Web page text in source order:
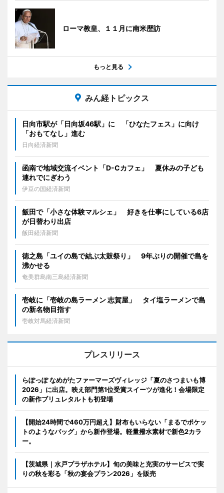
ローマ教皇、１１月に南米歴訪
もっと見る
みん経トピックス
日向市駅が「日向坂46駅」に 「ひなたフェス」に向け
「おもてなし」進む
日向経済新聞
函南で地域交流イベント「D-Cカフェ」 夏休みの子ども
連れでにぎわう
伊豆の国経済新聞
飯田で「小さな体験マルシェ」 好きを仕事にしている6店
が日替わり出店
飯田経済新聞
徳之島「ユイの島で結ぶ太鼓祭り」 9年ぶりの開催で島を
沸かせる
奄美群島南三島経済新聞
壱岐に「壱岐の島ラーメン 志賀屋」 タイ塩ラーメンで島
の新名物目指す
壱岐対馬経済新聞
プレスリリース
らぽっぽ なめがたファーマーズヴィレッジ「夏のさつまいも博
2026」に出店。映え部門第1位受賞スイーツが進化！会場限定
の新作ブリュレタルトも初登場
【開始24時間で460万円超え】財布もいらない「まるでポケッ
トのようなバッグ」から新作登場。軽量撥水素材で新色2カラ
ー。
【茨城県｜水戸プラザホテル】旬の美味と充実のサービスで実
りの秋を彩る「秋の宴会プラン2026」を販売